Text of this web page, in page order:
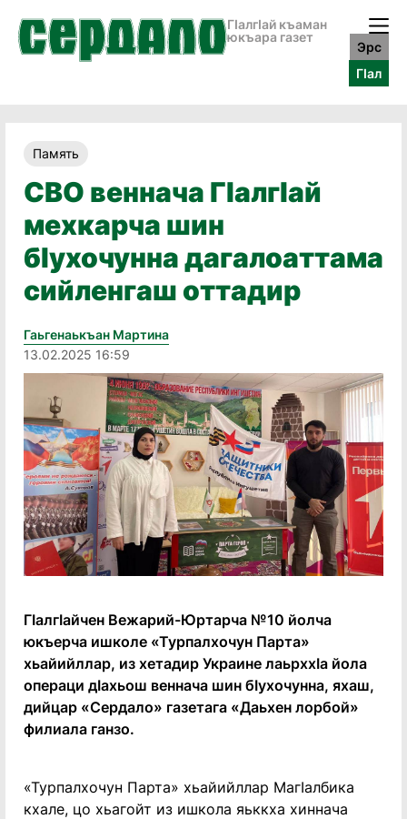
ГӀалгӀай къаман
юкъара газет
Эрс
ГӀал
Память
СВО веннача ГӀалгӀай
мехкарча шин
бӀухочунна дагалоаттама
сийленгаш оттадир
Гаьгенаькъан Мартина
13.02.2025 16:59
ГӀалгӀайчен Вежарий-Юртарча №10 йолча
юкъерча ишколе «Турпалхочун Парта»
хьайийллар, из хетадир Украине лаьрххӀа йола
операци дӀахьош веннача шин бӀухочунна, яхаш,
дийцар «Сердало» газетага «Даьхен лорбой»
филиала ганзо.
«Турпалхочун Парта» хьайийллар МагӀалбика
кхале, цо хьагойт из ишкола яьккха хиннача